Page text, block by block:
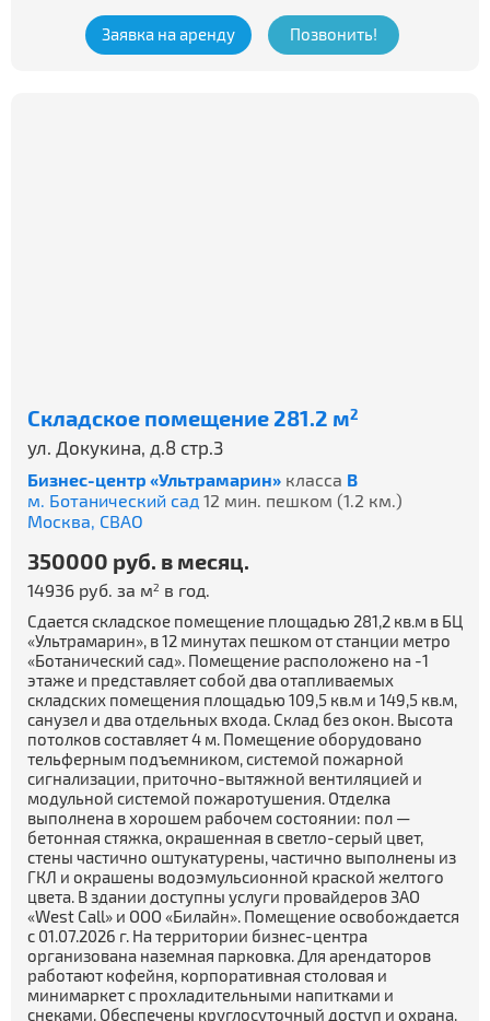
Заявка на аренду Позвонить!
Складское помещение 281.2 м2
ул. Докукина, д.8 стр.3
Бизнес-центр «Ультрамарин» класса B
м. Ботанический сад 12 мин. пешком (1.2 км.)
Москва, СВАО
350000 руб. в месяц.
14936 руб. за м2 в год.
Сдается складское помещение площадью 281,2 кв.м в БЦ
«Ультрамарин», в 12 минутах пешком от станции метро
«Ботанический сад». Помещение расположено на -1
этаже и представляет собой два отапливаемых
складских помещения площадью 109,5 кв.м и 149,5 кв.м,
санузел и два отдельных входа. Склад без окон. Высота
потолков составляет 4 м. Помещение оборудовано
тельферным подъемником, системой пожарной
сигнализации, приточно-вытяжной вентиляцией и
модульной системой пожаротушения. Отделка
выполнена в хорошем рабочем состоянии: пол —
бетонная стяжка, окрашенная в светло-серый цвет,
стены частично оштукатурены, частично выполнены из
ГКЛ и окрашены водоэмульсионной краской желтого
цвета. В здании доступны услуги провайдеров ЗАО
«West Call» и ООО «Билайн». Помещение освобождается
с 01.07.2026 г. На территории бизнес-центра
организована наземная парковка. Для арендаторов
работают кофейня, корпоративная столовая и
минимаркет с прохладительными напитками и
снеками. Обеспечены круглосуточный доступ и охрана.